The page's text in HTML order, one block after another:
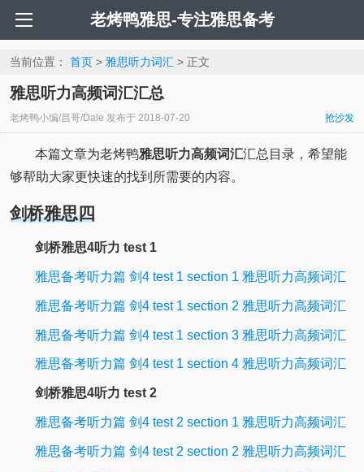
老烤鸭雅思-专注雅思备考
当前位置： 首页> 雅思听力词汇 > 正文
雅思听力高频词汇汇总
老烤鸭小编/昌哥/Dale 发布于 2018-07-20 抢沙发
本篇文章为老烤鸭雅思听力高频词汇汇总目录，希望能
够帮助大家更快速的找到所需要的内容。
剑桥雅思四
剑桥雅思4听力 test 1
雅思备考听力篇 剑4 test 1 section 1 雅思听力高频词汇
雅思备考听力篇 剑4 test 1 section 2 雅思听力高频词汇
雅思备考听力篇 剑4 test 1 section 3 雅思听力高频词汇
雅思备考听力篇 剑4 test 1 section 4 雅思听力高频词汇
剑桥雅思4听力 test 2
雅思备考听力篇 剑4 test 2 section 1 雅思听力高频词汇
雅思备考听力篇 剑4 test 2 section 2 雅思听力高频词汇